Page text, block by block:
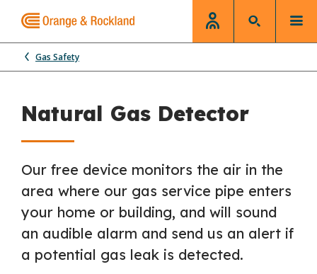
Gas Safety
Natural Gas Detector
Our free device monitors the air in the
area where our gas service pipe enters
your home or building, and will sound
an audible alarm and send us an alert if
a potential gas leak is detected.